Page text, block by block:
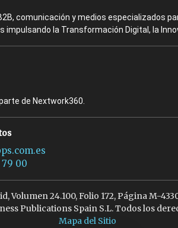
comunicación y medios especializados
la Transformación Digital, la
de Nextwork360.
79 00
Volumen 24.100, Folio 172, Página M-
Publications Spain S.L. Todos los
Mapa del Sitio